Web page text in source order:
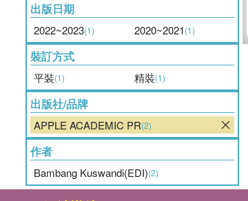
出版日期
2022~2023(1) 2020~2021(1)
裝訂方式
平裝(1) 精裝(1)
出版社/品牌
APPLE ACADEMIC PR(2)
作者
Bambang Kuswandi(EDI)(2)